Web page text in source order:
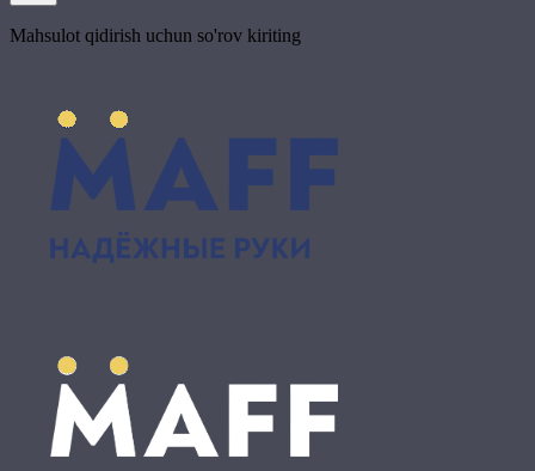
Mahsulot qidirish uchun so'rov kiriting